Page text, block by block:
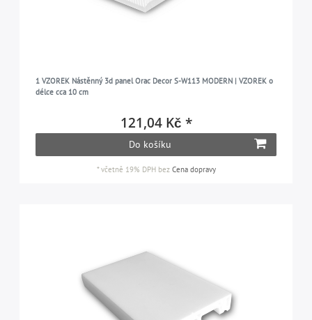
1 VZOREK Nástěnný 3d panel Orac Decor S-W113 MODERN | VZOREK o
délce cca 10 cm
121,04 Kč *
Do košíku
*včetně 19% DPHbez Cena dopravy